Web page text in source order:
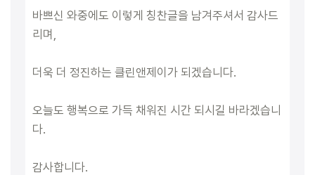
바쁘신 와중에도 이렇게 칭찬글을 남겨주셔서 감사드
리며,
더욱 더 정진하는 클린앤제이가 되겠습니다.
오늘도 행복으로 가득 채워진 시간 되시길 바라겠습니
다.
감사합니다.